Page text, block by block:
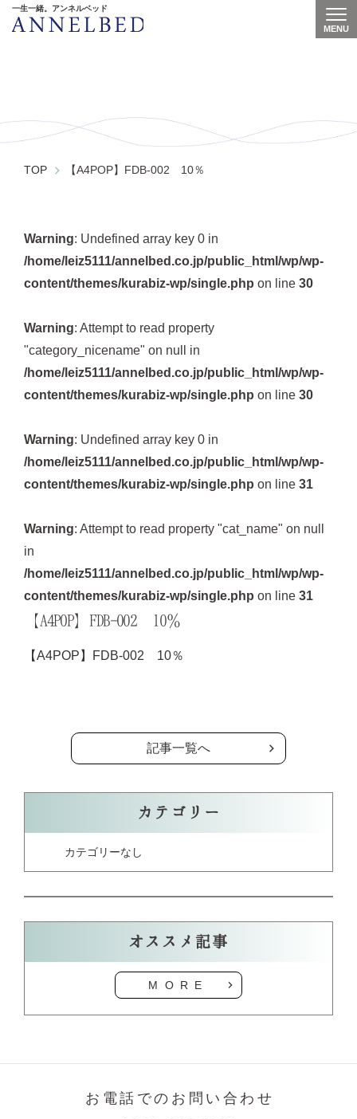
一生一緒。アンネルベッド
MENU
TOP 【A4POP】FDB-002 10％
Warning: Undefined array key 0 in
/home/leiz5111/annelbed.co.jp/public_html/wp/wp-
content/themes/kurabiz-wp/single.php on line 30
Warning: Attempt to read property
"category_nicename" on null in
/home/leiz5111/annelbed.co.jp/public_html/wp/wp-
content/themes/kurabiz-wp/single.php on line 30
Warning: Undefined array key 0 in
/home/leiz5111/annelbed.co.jp/public_html/wp/wp-
content/themes/kurabiz-wp/single.php on line 31
Warning: Attempt to read property "cat_name" on null
in
/home/leiz5111/annelbed.co.jp/public_html/wp/wp-
content/themes/kurabiz-wp/single.php on line 31
【A4POP】FDB-002 10％
【A4POP】FDB-002 10％
記事一覧へ
カテゴリー
カテゴリーなし
オススメ記事
MORE
お電話でのお問い合わせ